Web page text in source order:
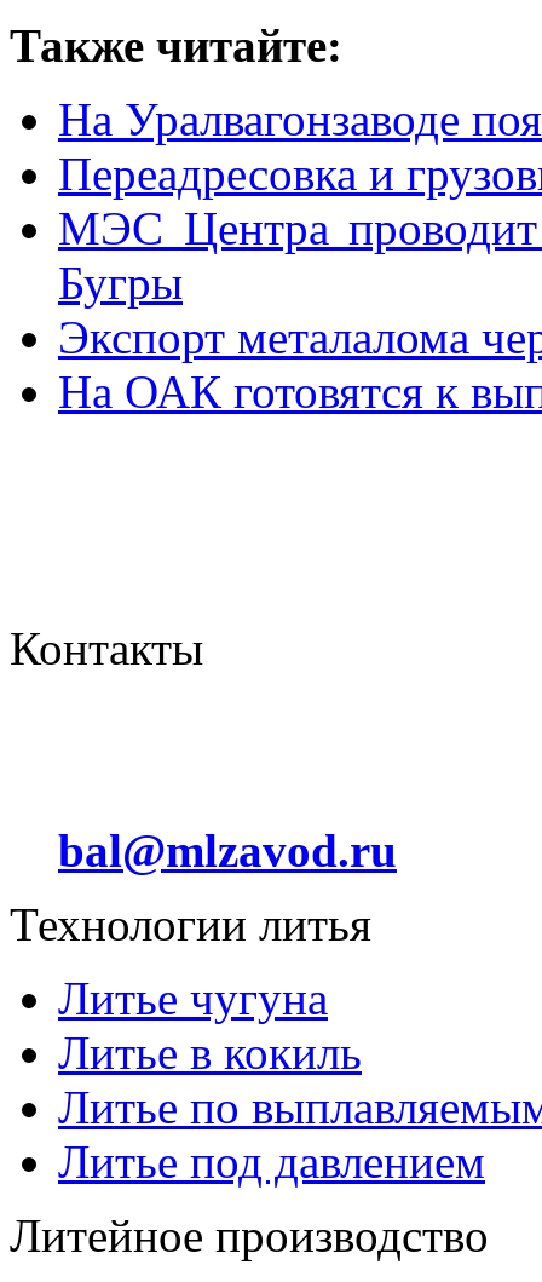
Также читайте:
На Уралвагонзаводе
Переадресовка и
МЭС Центра
Бугры
Экспорт металалома
На ОАК готовятся к
Контакты
bal@mlzavod.ru
Технологии литья
Литье чугуна
Литье в кокиль
Литье по
Литье под давлением
Литейное производство